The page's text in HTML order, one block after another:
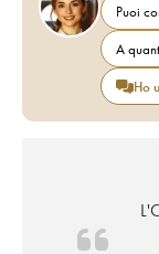
Puoi
A
Ho